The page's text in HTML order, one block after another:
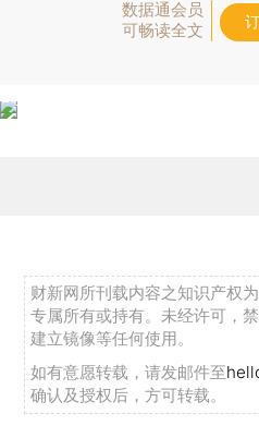
数据通会员
可畅读全文
财新网所刊载内容之知识产权
专属所有或持有。未经许可，
建立镜像等任何使用。
如有意愿转载，请发邮件至
确认及授权后，方可转载。